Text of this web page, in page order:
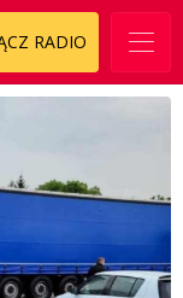
RADIO